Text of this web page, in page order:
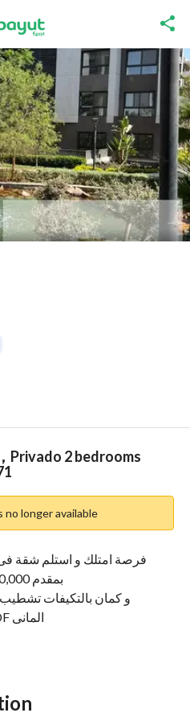
Indices Mortgage
Privado 2 bedrooms
longer available
بمقدم 4,400,000 تشطي بالترا سوبر لوكس
الحمامات و ارضيات الغرفHDF المانى